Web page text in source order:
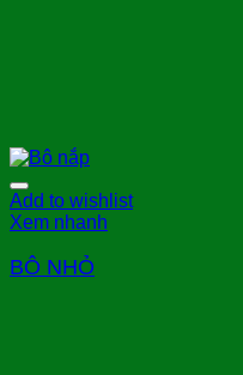
Add to wishlist
Xem nhanh
BÔ NHỎ